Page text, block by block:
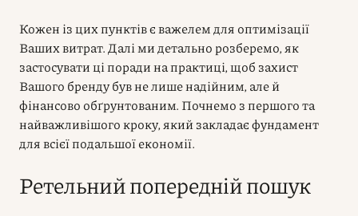
Кожен із цих пунктів є важелем для оптимізації
Ваших витрат. Далі ми детально розберемо, як
застосувати ці поради на практиці, щоб захист
Вашого бренду був не лише надійним, але й
фінансово обґрунтованим. Почнемо з першого та
найважливішого кроку, який закладає фундамент
для всієї подальшої економії.
Ретельний попередній пошук